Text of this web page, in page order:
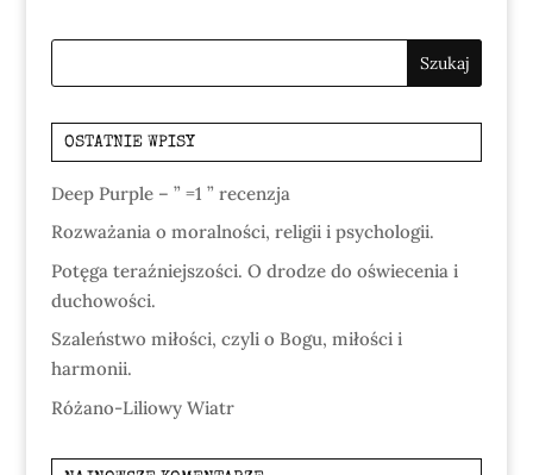
OSTATNIE WPISY
Deep Purple – ” =1 ” recenzja
Rozważania o moralności, religii i psychologii.
Potęga teraźniejszości. O drodze do oświecenia i
duchowości.
Szaleństwo miłości, czyli o Bogu, miłości i
harmonii.
Różano-Liliowy Wiatr